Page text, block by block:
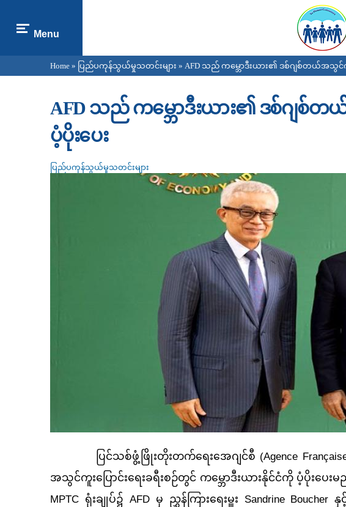
Menu
You are here
Home » ပြည်ပကုန်သွယ်မှုသတင်းများ » AFD သည် ကမ္ဘောဒီးယား၏ ဒစ်ဂျစ်တယ်အသွင်ကူ
AFD သည် ကမ္ဘောဒီးယား၏ ဒစ်ဂျစ်တ
ပံ့ပိုးပေး
ပြည်ပကုန်သွယ်မှုသတင်းများ
ပြင်သစ်ဖွံ့ဖြိုးတိုးတက်ရေးအေဂျင်စီ (Agence Franç
အသွင်ကူးပြောင်းရေးခရီးစဉ်တွင် ကမ္ဘောဒီးယားနိုင်ငံကို ပံ့ပိုးပေ
MPTC ရုံးချုပ်၌ AFD မှ ညွှန်ကြားရေးမှူး Sandrine